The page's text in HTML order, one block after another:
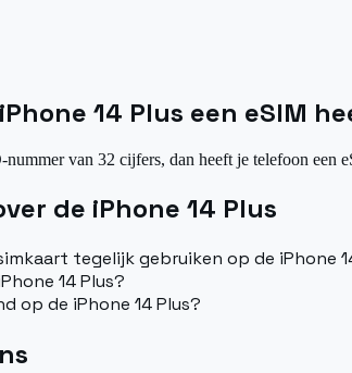
14 Plus een eSIM
van 32 cijfers, dan heeft je telefoon
de iPhone 14 Plus
tegelijk gebruiken op de iPhone
14 Plus?
op de iPhone 14 Plus?